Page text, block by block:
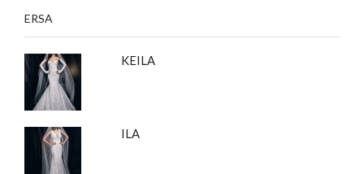
ERSA
KEILA
ILA